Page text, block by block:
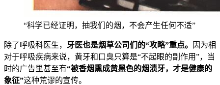
“科学已经证明，抽我们的烟，不会产生任何不适”
除了呼吸科医生， 牙医也是烟草公司们的“攻略”重点。
因为相
对于呼吸疾病来说，黄牙和口臭只算是“不起眼的副作用”，当
时的广告里甚至有“被香烟熏成黄黑色的烟渍牙，才是健康的
象征”这种荒谬的宣传。